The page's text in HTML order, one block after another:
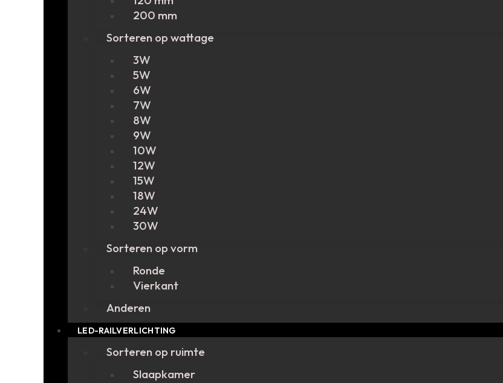
200 mm
Sorteren op wattage
3W
5W
6W
7W
8W
9W
10W
12W
15W
18W
24W
30W
Sorteren op vorm
Ronde
Vierkant
Anderen
LED-RAILVERLICHTING
Sorteren op ruimte
Slaapkamer